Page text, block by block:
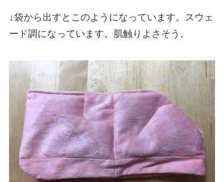
↓袋から出すとこのようになっています。スウェ
ード調になっています。肌触りよさそう。